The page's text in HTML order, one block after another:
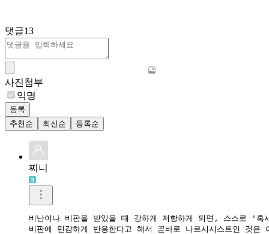
댓글13
사진첨부
익명
등록
추천순
최신순 등록순
찌니
비난이나 비판을 받았을 때 강하게 저항하게 되면, 스스로 '
비판에 민감하게 반응한다고 해서 곧바로 나르시시스트인 것